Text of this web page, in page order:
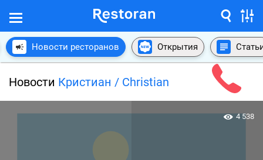
Новости ресторанов Открытия
Новости Кристиан / Christian
4 538